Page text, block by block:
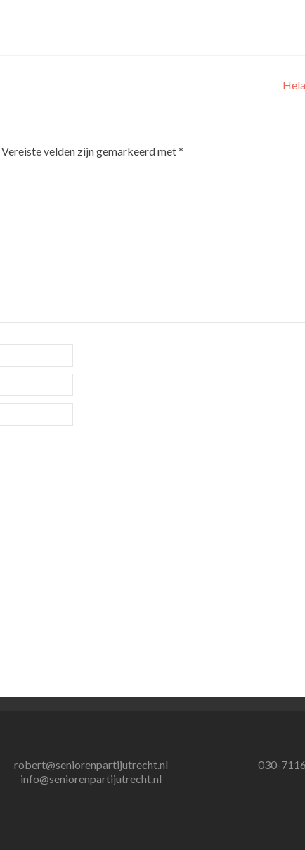
Vereiste velden zijn gemarkeerd met*
robert@seniorenpartijutrecht.nl
info@seniorenpartijutrecht.nl
030-